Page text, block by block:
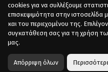
cookies για να συλλέξουμε
επισκεψιμότητα στην
και του περιεχομένου της.
συγκατάθεση σας για τη χρήση
μας.
Απόρριψη όλων